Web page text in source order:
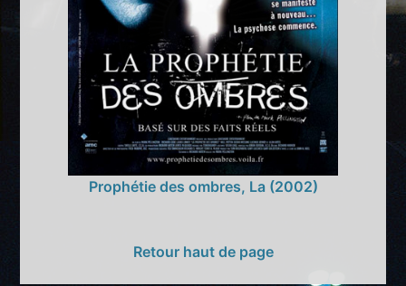
Prophétie des ombres, La (2002)
Retour haut de page